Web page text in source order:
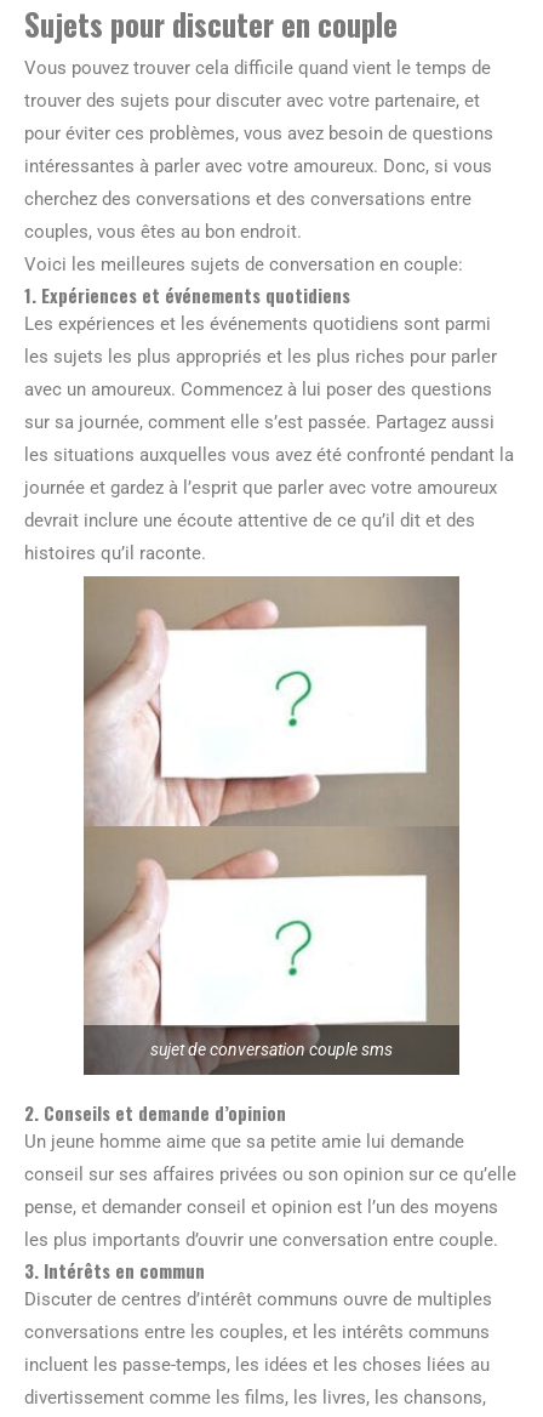
Sujets pour discuter en couple
Vous pouvez trouver cela difficile quand vient le temps de
trouver des sujets pour discuter avec votre partenaire, et
pour éviter ces problèmes, vous avez besoin de questions
intéressantes à parler avec votre amoureux. Donc, si vous
cherchez des conversations et des conversations entre
couples, vous êtes au bon endroit.
Voici les meilleures sujets de conversation en couple:
1. Expériences et événements quotidiens
Les expériences et les événements quotidiens sont parmi
les sujets les plus appropriés et les plus riches pour parler
avec un amoureux. Commencez à lui poser des questions
sur sa journée, comment elle s’est passée. Partagez aussi
les situations auxquelles vous avez été confronté pendant la
journée et gardez à l’esprit que parler avec votre amoureux
devrait inclure une écoute attentive de ce qu’il dit et des
histoires qu’il raconte.
sujet de conversation couple sms
2. Conseils et demande d’opinion
Un jeune homme aime que sa petite amie lui demande
conseil sur ses affaires privées ou son opinion sur ce qu’elle
pense, et demander conseil et opinion est l’un des moyens
les plus importants d’ouvrir une conversation entre couple.
3. Intérêts en commun
Discuter de centres d’intérêt communs ouvre de multiples
conversations entre les couples, et les intérêts communs
incluent les passe-temps, les idées et les choses liées au
divertissement comme les films, les livres, les chansons,